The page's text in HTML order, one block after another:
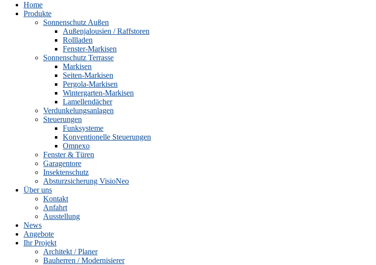
Home
Produkte
Sonnenschutz Außen
Außenjalousien / Raffstoren
Rollladen
Fenster-Markisen
Sonnenschutz Terrasse
Markisen
Seiten-Markisen
Pergola-Markisen
Wintergarten-Markisen
Lamellendächer
Verdunkelungsanlagen
Steuerungen
Funksysteme
Konventionelle Steuerungen
Omnexo
Fenster & Türen
Garagentore
Insektenschutz
Absturzsicherung VisioNeo
Über uns
Kontakt
Anfahrt
Ausstellung
News
Angebote
Ihr Projekt
Architekt / Planer
Bauherren / Modernisierer